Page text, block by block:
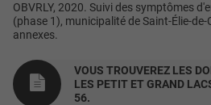
OBVRLY, 2020. Suivi des symptômes
(phase 1), municipalité de Saint-Élie-
annexes.
VOUS TROUVEREZ LES
LES PETIT ET GRAND
56.